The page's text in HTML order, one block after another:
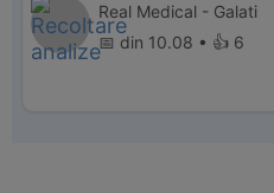
Real Medical - Galati
📅 din 10.08 • 👍 6